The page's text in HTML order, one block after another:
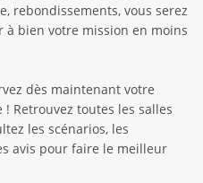
rebondissements, vous serez
à bien votre mission en moins
dès maintenant votre
Retrouvez toutes les salles
les scénarios, les
avis pour faire le meilleur